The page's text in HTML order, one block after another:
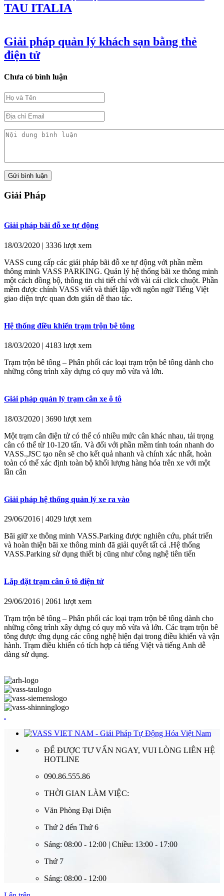
TAU ITALIA
Giải pháp quản lý khách sạn bằng thẻ
điện tử
Chưa có bình luận
Giải Pháp
Giải pháp bãi đỗ xe tự động
18/03/2020 | 3336 lượt xem
VASS cung cấp các giải pháp bãi đỗ xe tự động với phần mềm
thông minh VASS PARKING. Quản lý hệ thống bãi xe thông minh
một cách đồng bộ, thông tin chi tiết chỉ với vài cái click chuột. Phần
mềm được chính VASS viết và thiết lập với ngôn ngữ Tiếng Việt
giao diện trực quan đơn giản dễ thao tác.
Hệ thống điều khiển trạm trộn bê tông
18/03/2020 | 4183 lượt xem
Trạm trộn bê tông – Phân phối các loại trạm trộn bê tông dành cho
những công trình xây dựng có quy mô vừa và lớn.
Giải pháp quản lý trạm cân xe ô tô
18/03/2020 | 3690 lượt xem
Một trạm cân điện tử có thể có nhiều mức cân khác nhau, tải trọng
cân có thể từ 10-120 tấn. Và đối với phần mềm tính toán nhanh do
VASS.,JSC tạo nên sẽ cho kết quả nhanh và chính xác nhất, hoàn
toàn có thể xác định toàn bộ khối lượng hàng hóa trên xe với một
lần cân
Giải pháp hệ thống quản lý xe ra vào
29/06/2016 | 4029 lượt xem
Bãi giữ xe thông minh VASS.Parking được nghiên cứu, phát triển
và hoàn thiện bãi xe thông minh đã giải quyết tất cả .Hệ thống
VASS.Parking sử dụng thiết bị cũng như công nghệ tiên tiến
Lắp đặt trạm cân ô tô điện tử
29/06/2016 | 2061 lượt xem
Trạm trộn bê tông – Phân phối các loại trạm trộn bê tông dành cho
những công trình xây dựng có quy mô vừa và lớn. Các trạm trộn bê
tông được ứng dụng các công nghệ hiện đại trong điều khiển và vận
hành. Trạm điều khiển có tích hợp cả tiếng Việt và tiếng Anh dễ
dàng sử dụng.
.
ĐỂ ĐƯỢC TƯ VẤN NGAY, VUI LÒNG LIÊN HỆ
HOTLINE
090.86.555.86
THỜI GIAN LÀM VIỆC:
Văn Phòng Đại Diện
Thứ 2 đến Thứ 6
Sáng: 08:00 - 12:00 | Chiều: 13:00 - 17:00
Thứ 7
Sáng: 08:00 - 12:00